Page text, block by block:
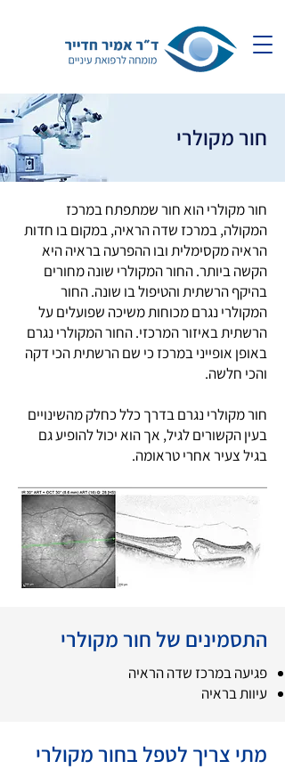
חור מקולרי
חור מקולרי הוא חור שמתפתח במרכז
המקולה, במרכז שדה הראיה, במקום בו חדות
הראיה מקסימלית ובו ההפרעה בראיה היא
הקשה ביותר. החור המקולרי שונה מחורים
בהיקף הרשתית והטיפול בו שונה. החור
המקולרי נגרם מכוחות משיכה שפועלים על
הרשתית באיזור המרכזי. החור המקולרי נגרם
באופן אופייני במרכז כי שם הרשתית הכי דקה
והכי חלשה.
חור מקולרי נגרם בדרך כלל כחלק מהשינויים
בעין הקשורים לגיל, אך הוא יכול להופיע גם
בגיל צעיר אחרי טראומה.
התסמינים של חור מקולרי
פגיעה במרכז שדה הראיה
עיוות בראיה
מתי צריך לטפל בחור מקולרי